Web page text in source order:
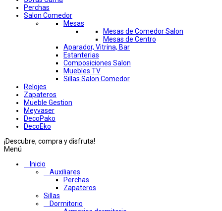
Perchas
Salon Comedor
Mesas
Mesas de Comedor Salon
Mesas de Centro
Aparador, Vitrina, Bar
Estanterias
Composiciones Salon
Muebles TV
Sillas Salon Comedor
Relojes
Zapateros
Mueble Gestion
Meyvaser
DecoPako
DecoEko
¡Descubre, compra y disfruta!
Menú
Inicio
Auxiliares
Perchas
Zapateros
Sillas
Dormitorio